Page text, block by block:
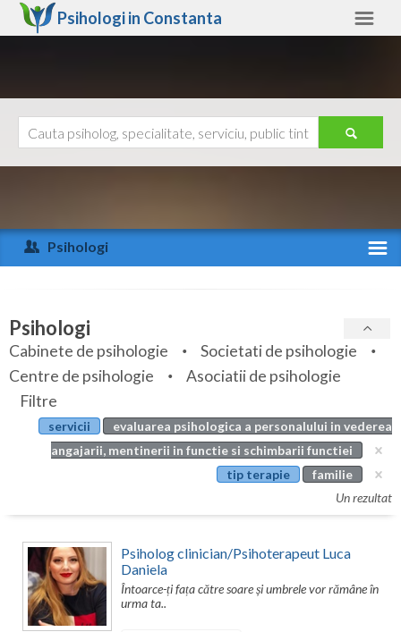
Psihologi in Constanta
Arad
Arges
Bihor
Bistrita-Nasaud
Botosani
Braila
Bucuresti
Buzau
Calarasi
Caras-Severin
Ajutor
Psihologi
Specialitati
Servicii
Articole
Evenimente
Psihologi
Cabinete de psihologie
Societati de psihologie
Centre de psihologie
Asociatii de psihologie
Filtre
servicii
evaluarea psihologica a personalului in vederea
angajarii, mentinerii in functie si schimbarii functiei
tip terapie
familie
Un rezultat
Psiholog clinician/Psihoterapeut Luca
Daniela
Întoarce-ți fața către soare și umbrele vor rămâne în
urma ta..